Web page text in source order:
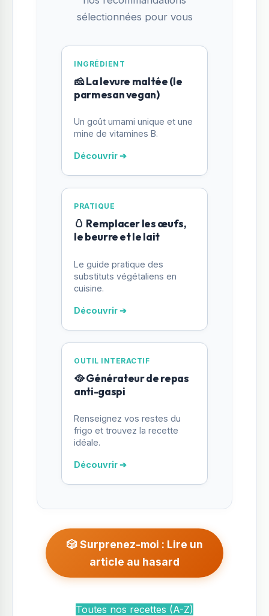
sélectionnées pour vous
INGRÉDIENT
🧀 La levure maltée (le
parmesan vegan)
Un goût umami unique et une
mine de vitamines B.
Découvrir ➔
PRATIQUE
🥚 Remplacer les œufs,
le beurre et le lait
Le guide pratique des
substituts végétaliens en
cuisine.
Découvrir ➔
OUTIL INTERACTIF
🥘 Générateur de repas
anti-gaspi
Renseignez vos restes du
frigo et trouvez la recette
idéale.
Découvrir ➔
🎲 Surprenez-moi : Lire un
article au hasard
Toutes nos recettes (A-Z)